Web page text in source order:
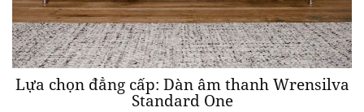
Lựa chọn đẳng cấp: Dàn âm thanh Wrensilva
Standard One